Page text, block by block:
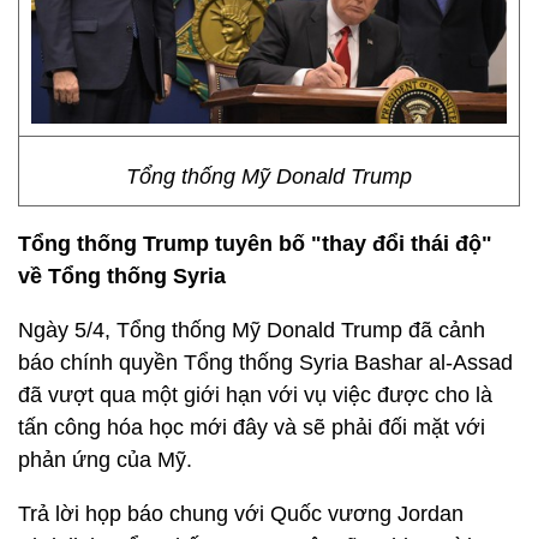
Tổng thống Mỹ Donald Trump
Tổng thống Trump tuyên bố "thay đổi thái độ"
về Tổng thống Syria
Ngày 5/4, Tổng thống Mỹ Donald Trump đã cảnh
báo chính quyền Tổng thống Syria Bashar al-Assad
đã vượt qua một giới hạn với vụ việc được cho là
tấn công hóa học mới đây và sẽ phải đối mặt với
phản ứng của Mỹ.
Trả lời họp báo chung với Quốc vương Jordan